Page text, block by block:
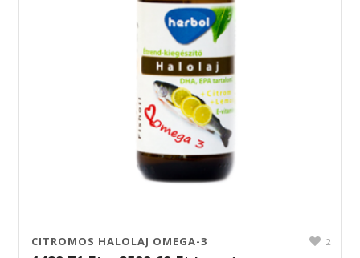
2
CITROMOS HALOLAJ OMEGA-3